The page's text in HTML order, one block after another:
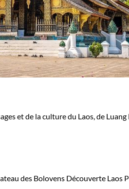
et de la culture du Laos, de
des Bolovens Découverte Laos